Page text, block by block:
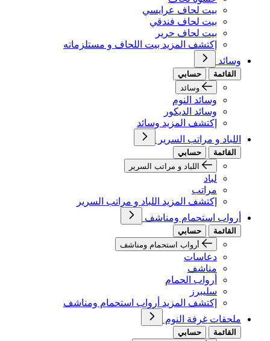
بيت لحاف عرايسي
بيت لحاف فندقي
بيت لحاف حرير
إكتشف المزيد بيت اللحاف و مستلزماته
وسائد
القائمة
حسابي
وسائد
وسائد النوم
وسائد الديكور
إكتشف المزيد وسائد
اللباد و مراتب السرير
القائمة
حسابي
اللباد و مراتب السرير
لباد
مراتب
إكتشف المزيد اللباد و مراتب السرير
أرواب استحمام ومناشف
القائمة
حسابي
أرواب استحمام ومناشف
دعاسات
مناشف
أرواب الحمام
سليبرز
إكتشف المزيد أرواب استحمام ومناشف
ملحقات غرفة النوم
القائمة
حسابي